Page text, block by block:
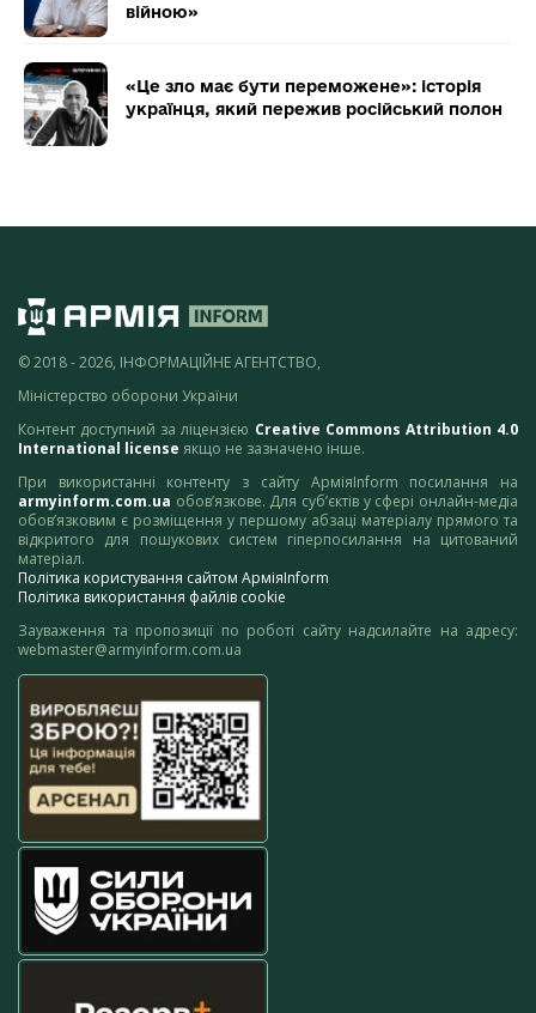
війною»
«Це зло має бути переможене»: історія
українця, який пережив російський полон
© 2018 - 2026, ІНФОРМАЦІЙНЕ АГЕНТСТВО,
Міністерство оборони України
Контент доступний за ліцензією Creative Commons Attribution 4.0
International license якщо не зазначено інше.
При використанні контенту з сайту АрміяInform посилання на
armyinform.com.ua обов’язкове. Для суб’єктів у сфері онлайн-медіа
обов’язковим є розміщення у першому абзаці матеріалу прямого та
відкритого для пошукових систем гіперпосилання на цитований
матеріал.
Політика користування сайтом АрміяInform
Політика використання файлів cookie
Зауваження та пропозиції по роботі сайту надсилайте на адресу:
webmaster@armyinform.com.ua